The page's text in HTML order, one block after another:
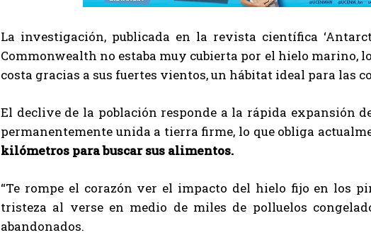
La investigación, publicada en la revista científica
Commonwealth no estaba muy cubierta por el hielo marino,
costa gracias a sus fuertes vientos, un hábitat ideal para las
El declive de la población responde a la rápida expansión
permanentemente unida a tierra firme, lo que obliga
kilómetros para buscar sus alimentos.
“Te rompe el corazón ver el impacto del hielo fijo en los
tristeza al verse en medio de miles de polluelos
abandonados.